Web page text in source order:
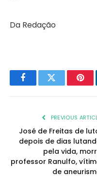
Da Redação
FacebookTwitter
PREVIOUS
José de Freitas de
depois de dias
pela vida,
professor Ranulfo,
de